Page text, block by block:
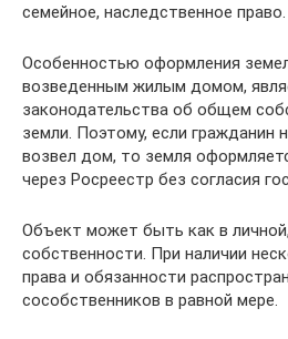
семейное, наследственное право.
Особенностью оформления
возведенным жилым домом,
законодательства об общем
земли. Поэтому, если гражданин
возвел дом, то земля
через Росреестр без согласия
Объект может быть как в
собственности. При наличии
права и обязанности
сособственников в равной мере.